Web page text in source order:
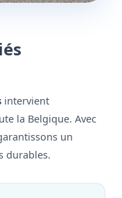
intervient
la Belgique. Avec
un
durables.